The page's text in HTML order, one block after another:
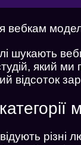
вебкам
шукають
який ми
відсоток
різні